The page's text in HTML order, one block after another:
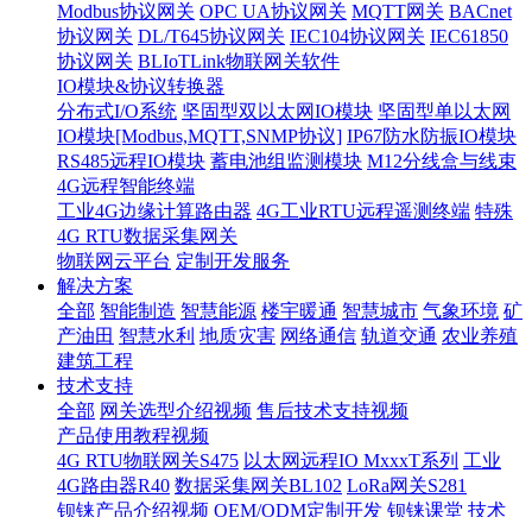
Modbus协议网关 OPC UA协议网关 MQTT网关 BACnet
协议网关 DL/T645协议网关 IEC104协议网关 IEC61850
协议网关 BLIoTLink物联网关软件
IO模块&协议转换器
分布式I/O系统 坚固型双以太网IO模块 坚固型单以太网
IO模块[Modbus,MQTT,SNMP协议] IP67防水防振IO模块
RS485远程IO模块 蓄电池组监测模块 M12分线盒与线束
4G远程智能终端
工业4G边缘计算路由器 4G工业RTU远程遥测终端 特殊
4G RTU数据采集网关
物联网云平台 定制开发服务
解决方案
全部 智能制造 智慧能源 楼宇暖通 智慧城市 气象环境 矿
产油田 智慧水利 地质灾害 网络通信 轨道交通 农业养殖
建筑工程
技术支持
全部 网关选型介绍视频 售后技术支持视频
产品使用教程视频
4G RTU物联网关S475 以太网远程IO MxxxT系列 工业
4G路由器R40 数据采集网关BL102 LoRa网关S281
钡铼产品介绍视频 OEM/ODM定制开发 钡铼课堂 技术